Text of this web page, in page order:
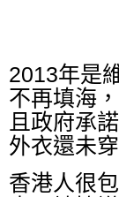
2013年是
不再填海
且政府承
外衣還未
香港人很